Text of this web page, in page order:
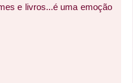
e livros...é uma emoção